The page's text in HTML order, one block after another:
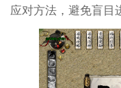
应对方法，避免盲目